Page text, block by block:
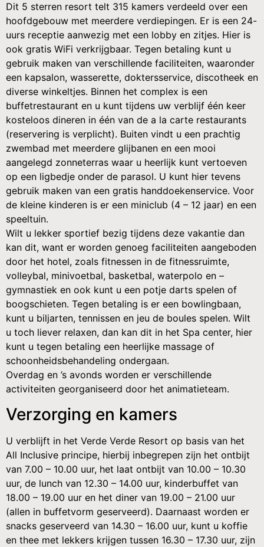
Dit 5 sterren resort telt 315 kamers verdeeld over een
hoofdgebouw met meerdere verdiepingen. Er is een 24-
uurs receptie aanwezig met een lobby en zitjes. Hier is
ook gratis WiFi verkrijgbaar. Tegen betaling kunt u
gebruik maken van verschillende faciliteiten, waaronder
een kapsalon, wasserette, doktersservice, discotheek en
diverse winkeltjes. Binnen het complex is een
buffetrestaurant en u kunt tijdens uw verblijf één keer
kosteloos dineren in één van de a la carte restaurants
(reservering is verplicht). Buiten vindt u een prachtig
zwembad met meerdere glijbanen en een mooi
aangelegd zonneterras waar u heerlijk kunt vertoeven
op een ligbedje onder de parasol. U kunt hier tevens
gebruik maken van een gratis handdoekenservice. Voor
de kleine kinderen is er een miniclub (4 – 12 jaar) en een
speeltuin.
Wilt u lekker sportief bezig tijdens deze vakantie dan
kan dit, want er worden genoeg faciliteiten aangeboden
door het hotel, zoals fitnessen in de fitnessruimte,
volleybal, minivoetbal, basketbal, waterpolo en –
gymnastiek en ook kunt u een potje darts spelen of
boogschieten. Tegen betaling is er een bowlingbaan,
kunt u biljarten, tennissen en jeu de boules spelen. Wilt
u toch liever relaxen, dan kan dit in het Spa center, hier
kunt u tegen betaling een heerlijke massage of
schoonheidsbehandeling ondergaan.
Overdag en ’s avonds worden er verschillende
activiteiten georganiseerd door het animatieteam.
Verzorging en kamers
U verblijft in het Verde Verde Resort op basis van het
All Inclusive principe, hierbij inbegrepen zijn het ontbijt
van 7.00 – 10.00 uur, het laat ontbijt van 10.00 – 10.30
uur, de lunch van 12.30 – 14.00 uur, kinderbuffet van
18.00 – 19.00 uur en het diner van 19.00 – 21.00 uur
(allen in buffetvorm geserveerd). Daarnaast worden er
snacks geserveerd van 14.30 – 16.00 uur, kunt u koffie
en thee met lekkers krijgen tussen 16.30 – 17.30 uur, zijn